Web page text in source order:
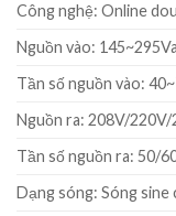
Công nghệ: Online
Nguồn vào:
Tần số nguồn vào:
Nguồn ra: 208V/
Tần số nguồn ra: 50/
Dạng sóng: Sóng sine